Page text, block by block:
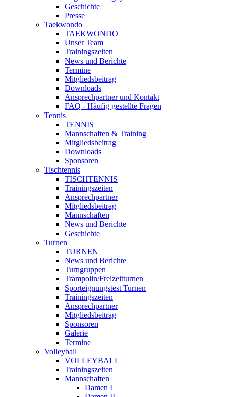
Geschichte
Presse
Taekwondo
TAEKWONDO
Unser Team
Trainingszeiten
News und Berichte
Termine
Mitgliedsbeitrag
Downloads
Ansprechpartner und Kontakt
FAQ - Häufig gestellte Fragen
Tennis
TENNIS
Mannschaften & Training
Mitgliedsbeitrag
Downloads
Sponsoren
Tischtennis
TISCHTENNIS
Trainingszeiten
Ansprechpartner
Mitgliedsbeitrag
Mannschaften
News und Berichte
Geschichte
Turnen
TURNEN
News und Berichte
Turngruppen
Trampolin/Freizeitturnen
Sporteignungstest Turnen
Trainingszeiten
Ansprechpartner
Mitgliedsbeitrag
Sponsoren
Galerie
Termine
Volleyball
VOLLEYBALL
Trainingszeiten
Mannschaften
Damen I